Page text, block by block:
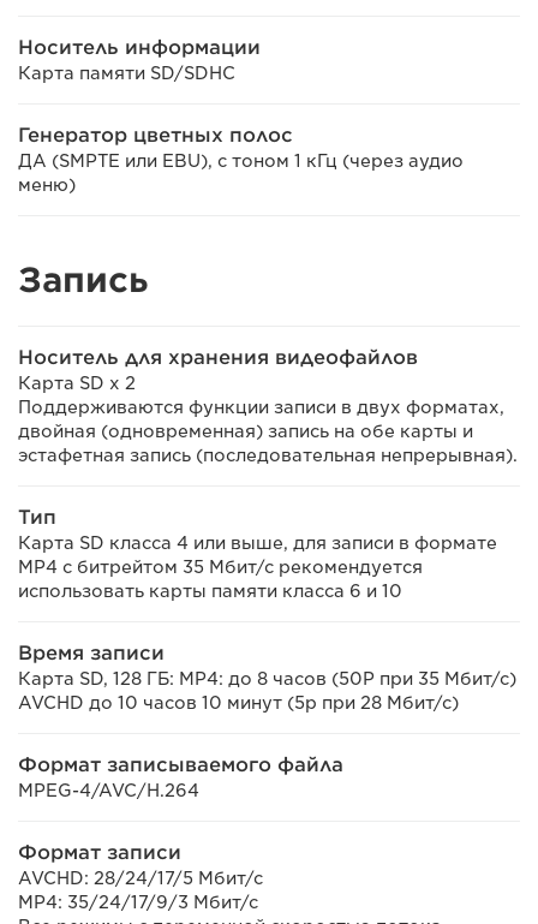
Носитель информации
Карта памяти SD/SDHC
Генератор цветных полос
ДА (SMPTE или EBU), с тоном 1 кГц (через аудио
меню)
Запись
Носитель для хранения видеофайлов
Карта SD x 2
Поддерживаются функции записи в двух форматах,
двойная (одновременная) запись на обе карты и
эстафетная запись (последовательная непрерывная).
Тип
Карта SD класса 4 или выше, для записи в формате
MP4 с битрейтом 35 Мбит/с рекомендуется
использовать карты памяти класса 6 и 10
Время записи
Карта SD, 128 ГБ: MP4: до 8 часов (50P при 35 Мбит/с)
AVCHD до 10 часов 10 минут (5p при 28 Мбит/с)
Формат записываемого файла
MPEG-4/AVC/H.264
Формат записи
AVCHD: 28/24/17/5 Мбит/с
MP4: 35/24/17/9/3 Мбит/с